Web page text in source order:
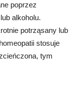
poprzez
alkoholu.
potrząsany lub
stosuje
tym